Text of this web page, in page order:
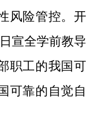
风险管控。开
宣全学前教导
职工的我国可
可靠的自觉自